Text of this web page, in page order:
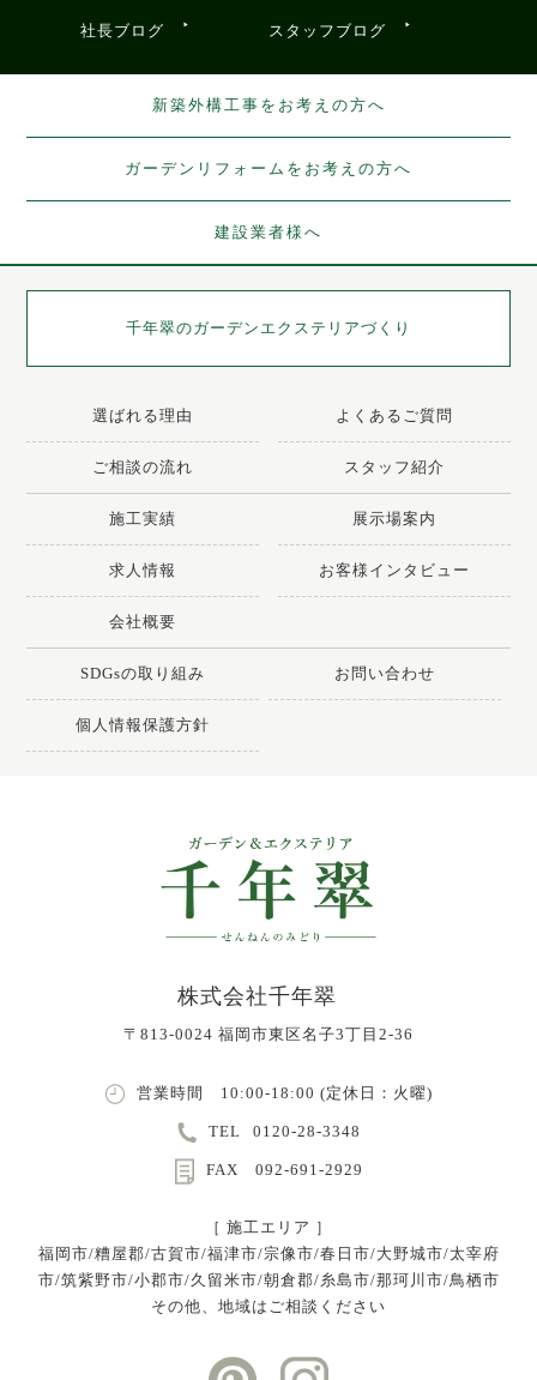
社長ブログ スタッフブログ
新築外構工事をお考えの方へ
ガーデンリフォームをお考えの方へ
建設業者様へ
千年翠のガーデンエクステリアづくり
選ばれる理由 よくあるご質問
ご相談の流れ スタッフ紹介
施工実績 展示場案内
求人情報 お客様インタビュー
会社概要
SDGsの取り組み お問い合わせ
個人情報保護方針
株式会社千年翠
〒813-0024 福岡市東区名子3丁目2-36
営業時間 10:00-18:00 (定休日：火曜)
TEL 0120-28-3348
FAX 092-691-2929
［ 施工エリア ］
福岡市/糟屋郡/古賀市/福津市/宗像市/春日市/大野城市/太宰府
市/筑紫野市/小郡市/久留米市/朝倉郡/糸島市/那珂川市/鳥栖市
その他、地域はご相談ください